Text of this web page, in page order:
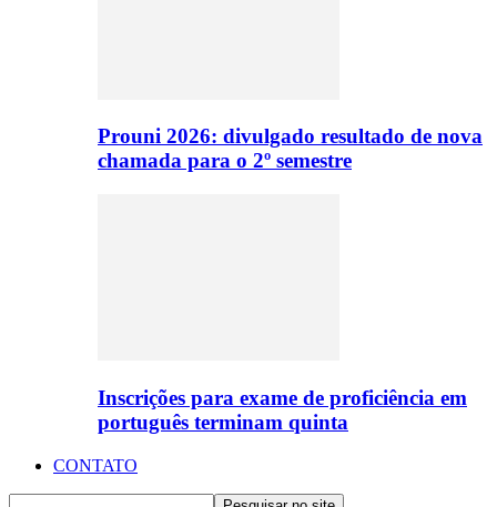
Prouni 2026: divulgado resultado de nova
chamada para o 2º semestre
Inscrições para exame de proficiência em
português terminam quinta
CONTATO